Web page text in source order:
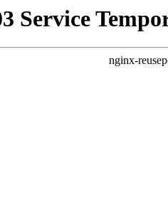
Service
nginx-